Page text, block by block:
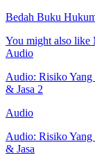
Bedah Buku
You might also like
Audio
Audio: Risiko Yang
& Jasa 2
Audio
Audio: Risiko Yang
& Jasa